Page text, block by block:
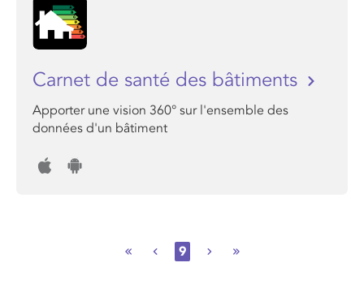
Carnet de santé des bâtiments
Apporter une vision 360° sur l'ensemble des
données d'un bâtiment
9